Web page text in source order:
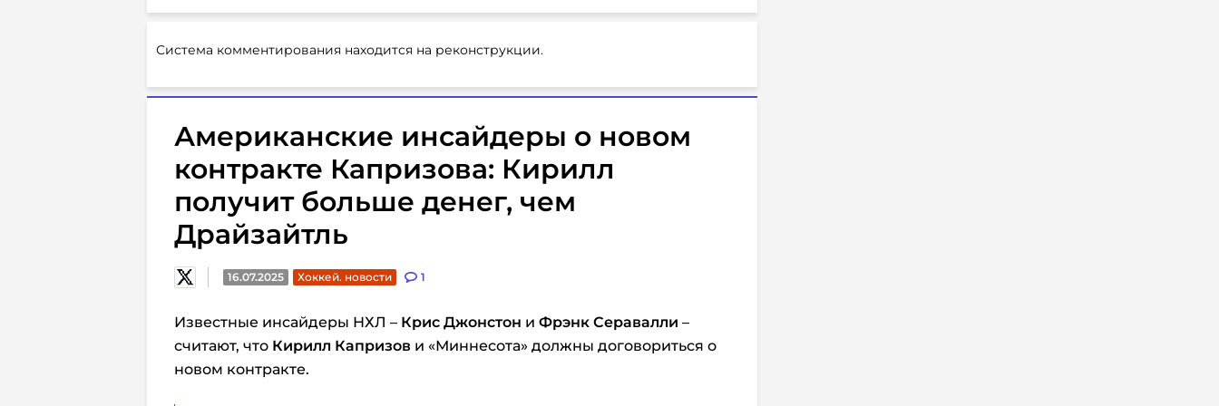
Система комментирования находится на реконструкции.
Американские инсайдеры о новом
контракте Капризова: Кирилл
получит больше денег, чем
Драйзайтль
16.07.2025 Хоккей. новости 1
Известные инсайдеры НХЛ – Крис Джонстон и Фрэнк Серавалли –
считают, что Кирилл Капризов и «Миннесота» должны договориться о
новом контракте.